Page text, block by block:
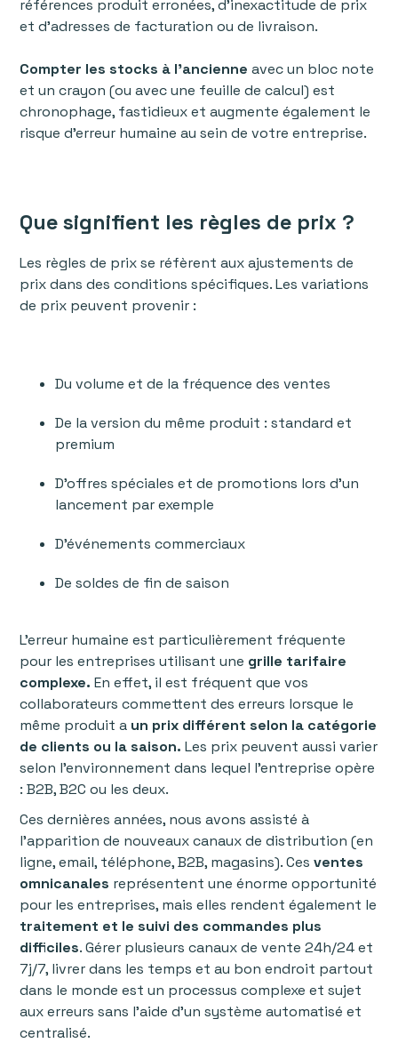
références produit erronées, d’inexactitude de prix
et d’adresses de facturation ou de livraison.
Compter les stocks à l'ancienneavec un bloc note
et un crayon (ou avec une feuille de calcul) est
chronophage, fastidieux et augmente également le
risque d'erreur humaine au sein de votre entreprise.
Que signifient les règles de prix ?
Les règles de prix se réfèrent aux ajustements de
prix dans des conditions spécifiques. Les variations
de prix peuvent provenir :
Du volume et de la fréquence des ventes
De la version du même produit : standard et
premium
D’offres spéciales et de promotions lors d’un
lancement par exemple
D’événements commerciaux
De soldes de fin de saison
‍L'erreur humaine est particulièrement fréquente
pour les entreprises utilisant une grille tarifaire
complexe. En effet, il est fréquent que vos
collaborateurs commettent des erreurs lorsque le
même produit a un prix différent selon la catégorie
de clients ou la saison.Les prix peuvent aussi varier
selon l’environnement dans lequel l'entreprise opère
: B2B, B2C ou les deux.
‍Ces dernières années, nous avons assisté à
l’apparition de nouveaux canaux de distribution (en
ligne, email, téléphone, B2B, magasins). Cesventes
omnicanales représentent une énorme opportunité
pour les entreprises, mais elles rendent également le
traitement et le suivi des commandes plus
difficiles. Gérer plusieurs canaux de vente 24h/24 et
7j/7, livrer dans les temps et au bon endroit partout
dans le monde est un processus complexe et sujet
aux erreurs sans l’aide d’un système automatisé et
centralisé.